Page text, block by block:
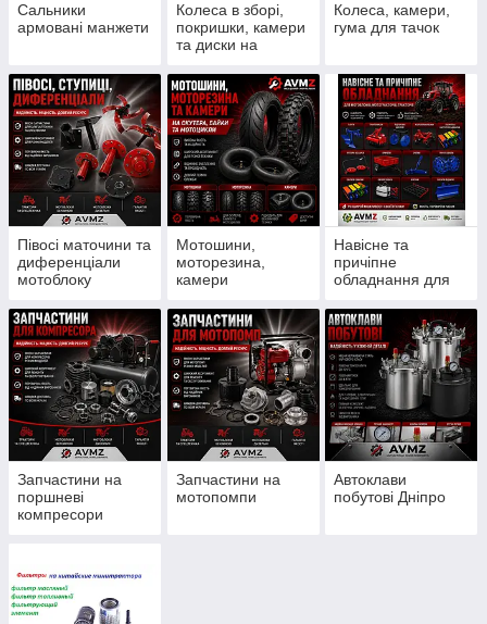
Сальники
армовані манжети
Колеса в зборі,
покришки, камери
та диски на
Колеса, камери,
гума для тачок
Півосі маточини та
диференціали
мотоблоку
Мотошини,
моторезина,
камери
Навісне та
причіпне
обладнання для
Запчастини на
поршневі
компресори
Запчастини на
мотопомпи
Автоклави
побутові Дніпро